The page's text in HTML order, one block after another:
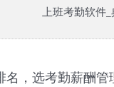
上班考勤软件
，选考勤薪酬